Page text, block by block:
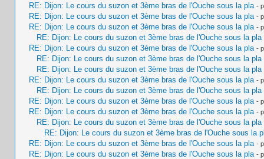
RE: Dijon: Le cours du suzon et 3ème bras de l'Ouche sous la pla -
RE: Dijon: Le cours du suzon et 3ème bras de l'Ouche sous la pla -
RE: Dijon: Le cours du suzon et 3ème bras de l'Ouche sous la pla -
RE: Dijon: Le cours du suzon et 3ème bras de l'Ouche sous la pla
RE: Dijon: Le cours du suzon et 3ème bras de l'Ouche sous la pla -
RE: Dijon: Le cours du suzon et 3ème bras de l'Ouche sous la pla
RE: Dijon: Le cours du suzon et 3ème bras de l'Ouche sous la pla
RE: Dijon: Le cours du suzon et 3ème bras de l'Ouche sous la pla -
RE: Dijon: Le cours du suzon et 3ème bras de l'Ouche sous la pla
RE: Dijon: Le cours du suzon et 3ème bras de l'Ouche sous la pla -
RE: Dijon: Le cours du suzon et 3ème bras de l'Ouche sous la pla -
RE: Dijon: Le cours du suzon et 3ème bras de l'Ouche sous la pla
RE: Dijon: Le cours du suzon et 3ème bras de l'Ouche sous la
RE: Dijon: Le cours du suzon et 3ème bras de l'Ouche sous la pla -
RE: Dijon: Le cours du suzon et 3ème bras de l'Ouche sous la pla -